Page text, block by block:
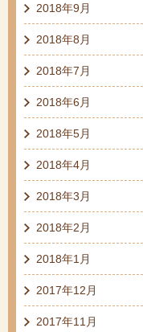
2018年9月
2018年8月
2018年7月
2018年6月
2018年5月
2018年4月
2018年3月
2018年2月
2018年1月
2017年12月
2017年11月